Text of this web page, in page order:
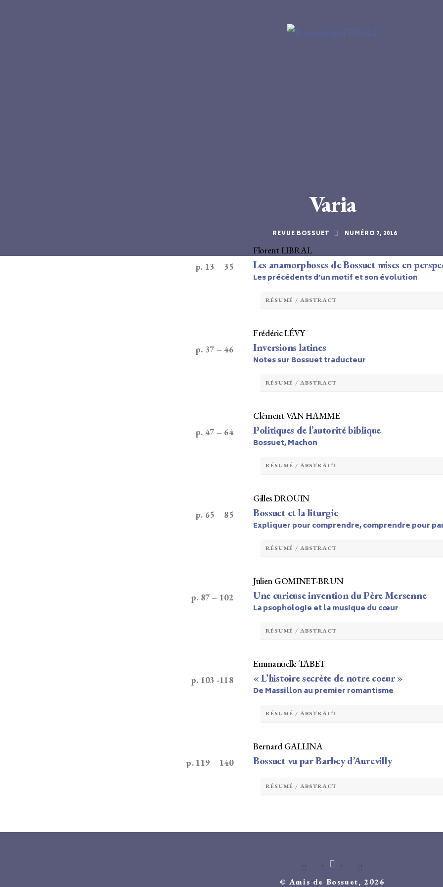
Varia
REVUE BOSSUET NUMÉRO 7, 2016
p. 13 – 35 Les anamorphoses de Bossuet mises en
Florent LIBRAL
Les précédents d’un motif et son évolution
RÉSUMÉ / ABSTRACT
p. 37 – 46 Inversions latines
Frédéric LÉVY
Notes sur Bossuet traducteur
RÉSUMÉ / ABSTRACT
p. 47 – 64 Politiques de l’autorité biblique
Clément VAN HAMME
Bossuet, Machon
RÉSUMÉ / ABSTRACT
p. 65 – 85 Bossuet et la liturgie
Gilles DROUIN
Expliquer pour comprendre, comprendre pour
RÉSUMÉ / ABSTRACT
p. 87 – 102 Une curieuse invention du Père Mersenne
Julien GOMINET-BRUN
La psophologie et la musique du cœur
RÉSUMÉ / ABSTRACT
p. 103 -118 « L’histoire secrète de notre coeur »
Emmanuelle TABET
De Massillon au premier romantisme
RÉSUMÉ / ABSTRACT
p. 119 – 140 Bossuet vu par Barbey d’Aurevilly
Bernard GALLINA
RÉSUMÉ / ABSTRACT
© Amis de Bossuet, 2026